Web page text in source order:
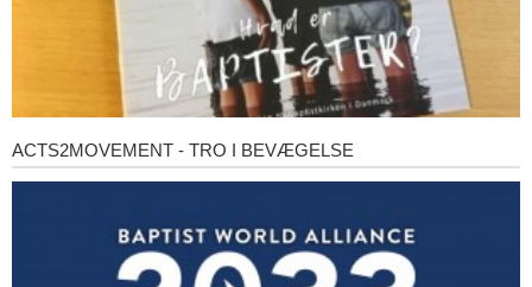
Acts2Movement
ACTS2MOVEMENT - TRO I BEVÆGELSE